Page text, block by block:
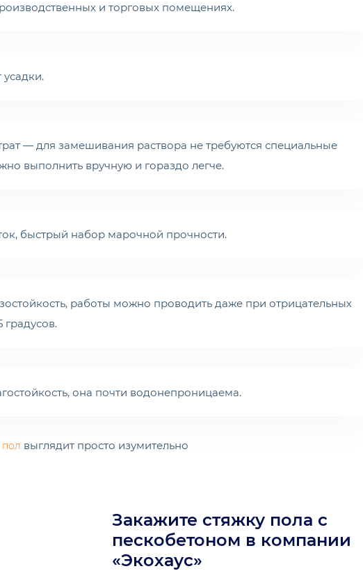
и торговых помещениях.
усадки.
— для замешивания раствора не требуются специальные
выполнить вручную и гораздо легче.
быстрый набор марочной прочности.
работы можно проводить даже при отрицательных
градусов.
она почти водонепроницаема.
выглядит просто изумительно
Закажите стяжку пола с
пескобетоном в компании
«Экохаус»